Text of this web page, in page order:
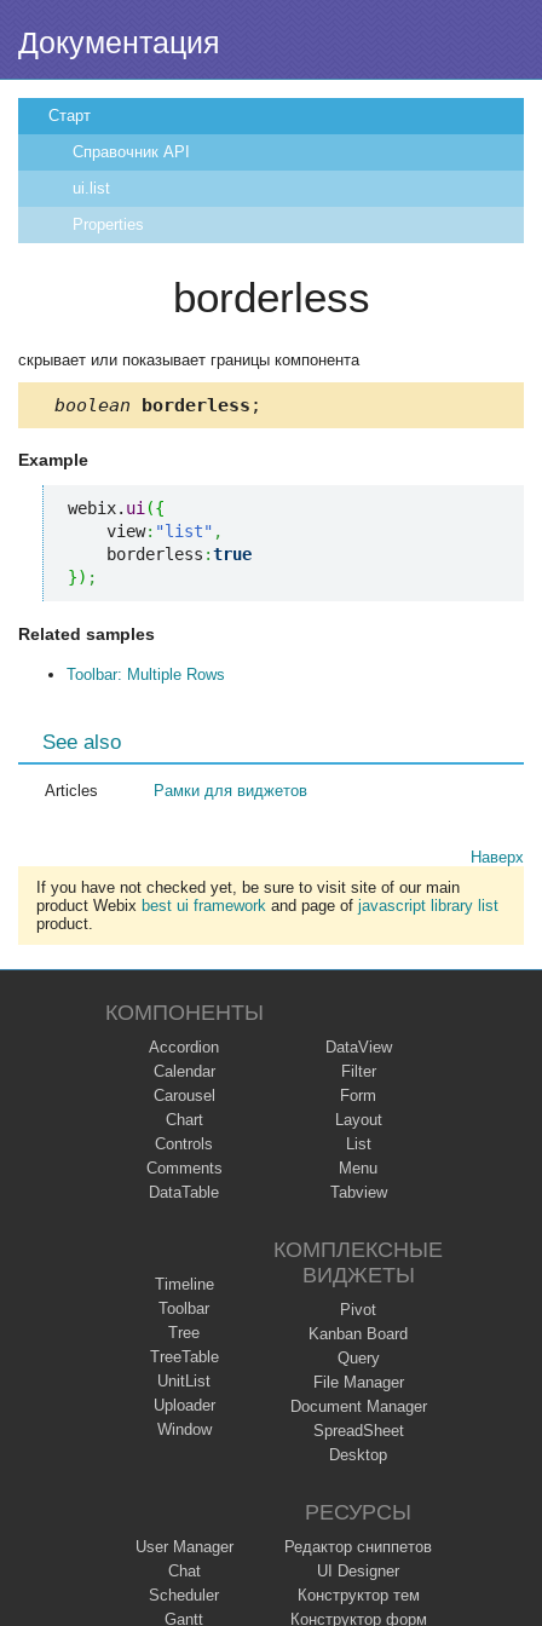
Документация
Старт
Справочник API
ui.list
Properties
borderless
скрывает или показывает границы компонента
boolean borderless ;
Example
webix. ui ({
    view
: "list" ,
    borderless
:true
}) ;
Related samples
Toolbar: Multiple Rows
See also
Articles Рамки для виджетов
Наверх
If you have not checked yet, be sure to visit site of our main
product Webix best ui framework and page of javascript library list
product.
КОМПОНЕНТЫ
Accordion
Calendar
Carousel
Chart
Controls
Comments
DataTable
DataView
Filter
Form
Layout
List
Menu
Tabview
Timeline
Toolbar
Tree
TreeTable
UnitList
Uploader
Window
КОМПЛЕКСНЫЕ
ВИДЖЕТЫ
Pivot
Kanban Board
Query
File Manager
Document Manager
SpreadSheet
Desktop
User Manager
Chat
Scheduler
Gantt
РЕСУРСЫ
Редактор сниппетов
UI Designer
Конструктор тем
Конструктор форм